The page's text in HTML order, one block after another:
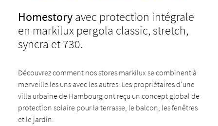
Homestoryavec protection intégrale
en markilux pergola classic, stretch,
syncra et 730.
Découvrez comment nos stores markilux se combinent à
merveille les uns avec les autres. Les propriétaires d'une
villa urbaine de Hambourg ont reçu un concept global de
protection solaire pour la terrasse, le balcon, les fenêtres
et le jardin.